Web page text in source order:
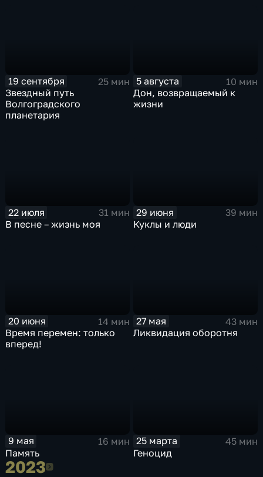
19 сентября
25 мин
Звездный путь
Волгоградского
планетария
5 августа
10 мин
Дон, возвращаемый к
жизни
22 июля
31 мин
В песне – жизнь моя
29 июня
39 мин
Куклы и люди
20 июня
14 мин
Время перемен: только
вперед!
27 мая
43 мин
Ликвидация оборотня
9 мая
16 мин
Память
25 марта
45 мин
Геноцид
20232023